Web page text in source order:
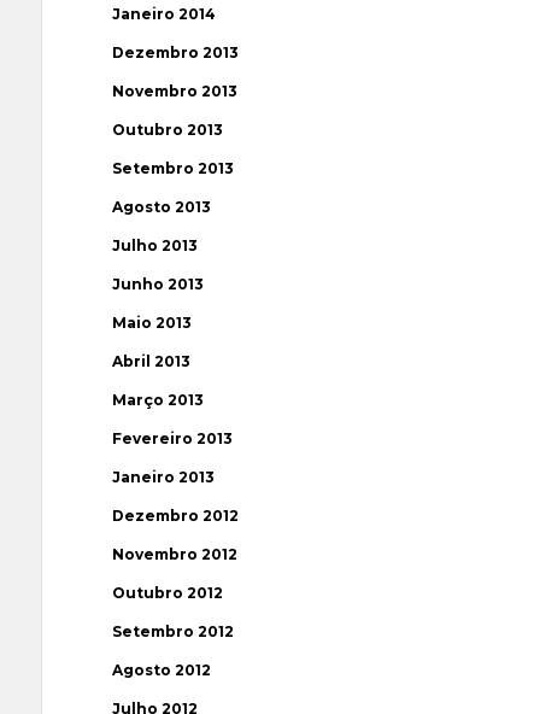
Janeiro 2014
Dezembro 2013
Novembro 2013
Outubro 2013
Setembro 2013
Agosto 2013
Julho 2013
Junho 2013
Maio 2013
Abril 2013
Março 2013
Fevereiro 2013
Janeiro 2013
Dezembro 2012
Novembro 2012
Outubro 2012
Setembro 2012
Agosto 2012
Julho 2012